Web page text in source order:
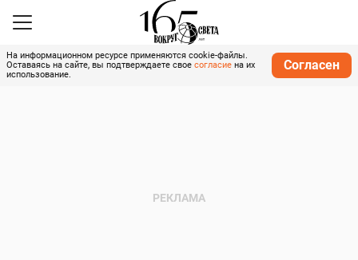
На информационном ресурсе применяются cookie-файлы.
Оставаясь на сайте, вы подтверждаете свое согласие на их
использование.
Согласен